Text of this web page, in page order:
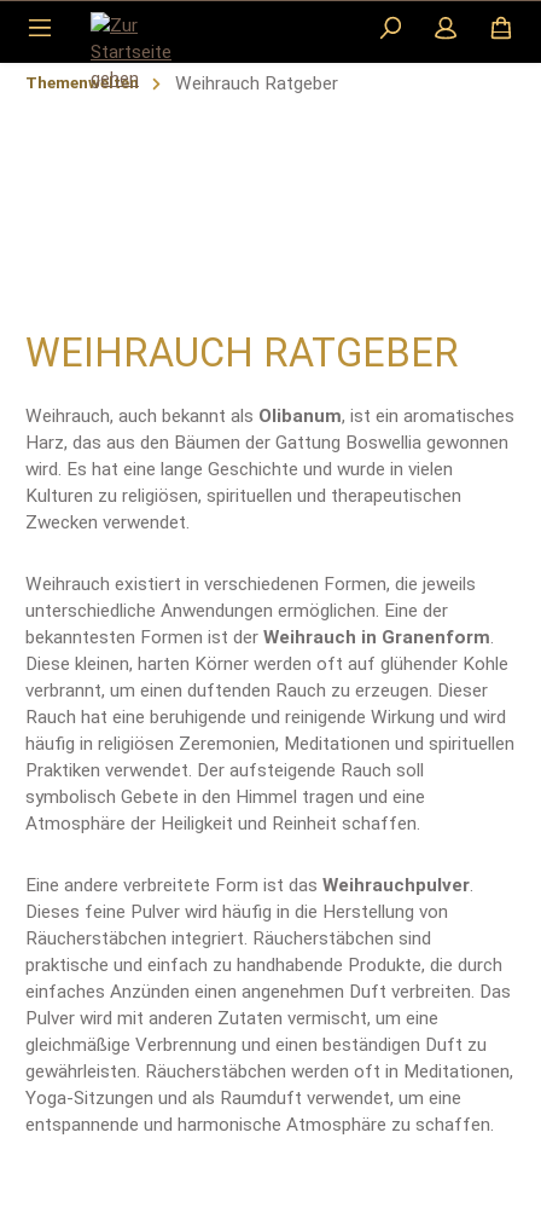
Zum Hauptinhalt springen
Themenwelten Weihrauch Ratgeber
WEIHRAUCH RATGEBER
Weihrauch, auch bekannt als Olibanum, ist ein aromatisches
Harz, das aus den Bäumen der Gattung Boswellia gewonnen
wird. Es hat eine lange Geschichte und wurde in vielen
Kulturen zu religiösen, spirituellen und therapeutischen
Zwecken verwendet.
Weihrauch existiert in verschiedenen Formen, die jeweils
unterschiedliche Anwendungen ermöglichen. Eine der
bekanntesten Formen ist der Weihrauch in Granenform.
Diese kleinen, harten Körner werden oft auf glühender Kohle
verbrannt, um einen duftenden Rauch zu erzeugen. Dieser
Rauch hat eine beruhigende und reinigende Wirkung und wird
häufig in religiösen Zeremonien, Meditationen und spirituellen
Praktiken verwendet. Der aufsteigende Rauch soll
symbolisch Gebete in den Himmel tragen und eine
Atmosphäre der Heiligkeit und Reinheit schaffen.
Eine andere verbreitete Form ist das Weihrauchpulver
Dieses feine Pulver wird häufig in die Herstellung von
Räucherstäbchen integriert. Räucherstäbchen sind
praktische und einfach zu handhabende Produkte, die durch
einfaches Anzünden einen angenehmen Duft verbreiten. Das
Pulver wird mit anderen Zutaten vermischt, um eine
gleichmäßige Verbrennung und einen beständigen Duft zu
gewährleisten. Räucherstäbchen werden oft in Meditationen,
Yoga-Sitzungen und als Raumduft verwendet, um eine
entspannende und harmonische Atmosphäre zu schaffen.